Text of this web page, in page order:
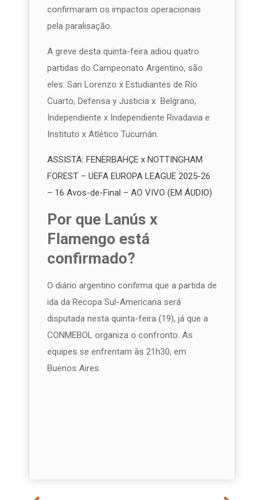
confirmaram os impactos operacionais
pela paralisação.
A greve desta quinta-feira adiou quatro
partidas do Campeonato Argentino, são
eles: San Lorenzo x Estudiantes de Río
Cuarto, Defensa y Justicia x Belgrano,
Independiente x Independiente Rivadavia e
Instituto x Atlético Tucumán.
ASSISTA: FENERBAHÇE x NOTTINGHAM
FOREST – UEFA EUROPA LEAGUE 2025-26
– 16 Avos-de-Final – AO VIVO (EM ÁUDIO)
Por que Lanús x
Flamengo está
confirmado?
O diário argentino confirma que a partida de
ida da Recopa Sul-Americana será
disputada nesta quinta-feira (19), já que a
CONMEBOL organiza o confronto. As
equipes se enfrentam às 21h30, em
Buenos Aires.